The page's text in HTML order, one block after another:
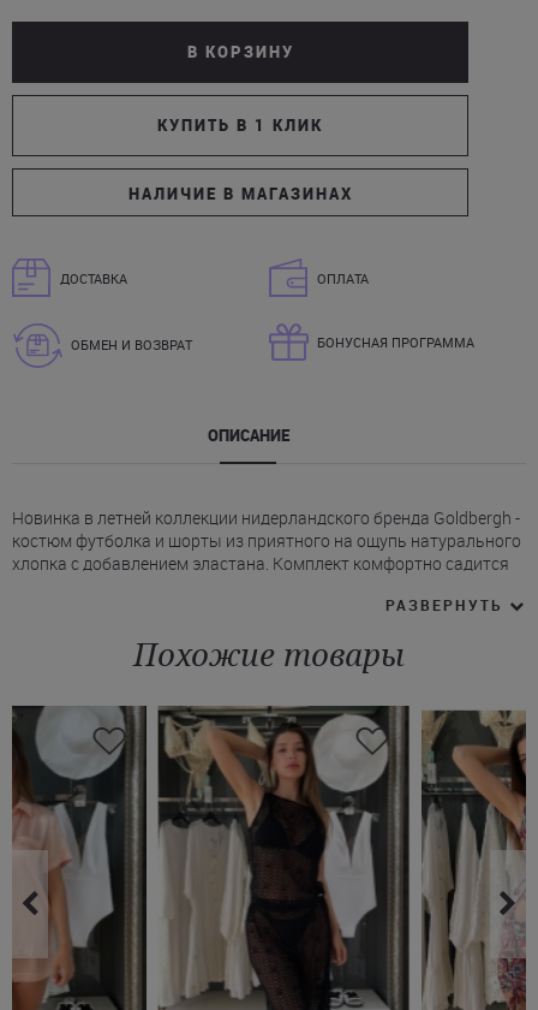
В КОРЗИНУ
КУПИТЬ В 1 КЛИК
НАЛИЧИЕ В МАГАЗИНАХ
ДОСТАВКА ОПЛАТА
ОБМЕН И ВОЗВРАТ БОНУСНАЯ ПРОГРАММА
ОПИСАНИЕ
Новинка в летней коллекции нидерландского бренда Goldbergh -
костюм футболка и шорты из приятного на ощупь натурального
хлопка с добавлением эластана. Комплект комфортно садится
* Футболка Голдберг с полосатым рисунком выполнена в
* Модель с округлым вырезом горловины, воротником-поло с
люрексовой отделкой и декоративными позолоченными
кнопками.
* На задней части расположен фирменный логотип.
* Черные шорты средней длины с контрастной белой полосой по
боковым швам.
* По бокам штанин расположены застежки на кнопках матового
золотистого цвета.
* Модель дополнена прорезными передними карманами и
эластичным поясом со шнурком с металлическим декором на
концах.
* На левой штанине размещен логотип Goldbergh.
Купить черно-белый комплект футболка и шорты Голдберг на
сайте Juliette можно всего за несколько минут. Доставка
мультибрендовых летних новинок осуществляется по Киеву и в
другие города Украины.
РАЗВЕРНУТЬ
Похожие товары